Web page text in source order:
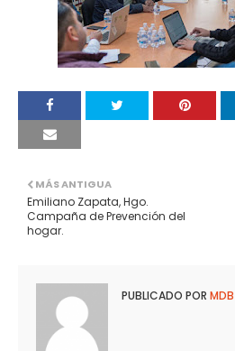
MÁS ANTIGUA
Emiliano Zapata, Hgo.
Campaña de Prevención del
hogar.
PUBLICADO POR MDB